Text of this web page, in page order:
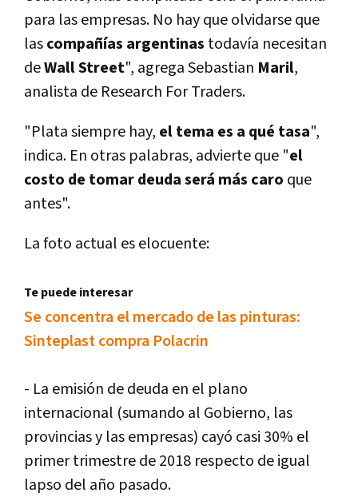
para las empresas. No hay que olvidarse que
lascompañí­as argentinas todaví­a necesitan
deWall Street", agrega Sebastian Maril,
analista de Research For Traders.
"Plata siempre hay, el tema es a qué tasa",
indica. En otras palabras, advierte que "el
costo de tomar deuda será más caro que
antes".
La foto actual es elocuente:
Te puede interesar
Se concentra el mercado de las pinturas:
Sinteplast compra Polacrin
- La emisión de deuda en el plano
internacional (sumando al Gobierno, las
provincias y las empresas) cayó casi 30% el
primer trimestre de 2018 respecto de igual
lapso del año pasado.